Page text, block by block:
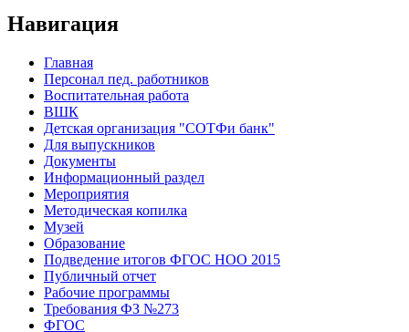
Навигация
Главная
Персонал пед. работников
Воспитательная работа
ВШК
Детская организация "СОТФи банк"
Для выпускников
Документы
Информационный раздел
Мероприятия
Методическая копилка
Музей
Образование
Подведение итогов ФГОС НОО 2015
Публичный отчет
Рабочие программы
Требования ФЗ №273
ФГОС